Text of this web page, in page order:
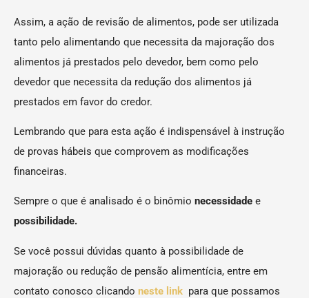
Assim, a ação de revisão de alimentos, pode ser utilizada
tanto pelo alimentando que necessita da majoração dos
alimentos já prestados pelo devedor, bem como pelo
devedor que necessita da redução dos alimentos já
prestados em favor do credor.
Lembrando que para esta ação é indispensável à instrução
de provas hábeis que comprovem as modificações
financeiras.
Sempre o que é analisado é o binômio necessidade e
possibilidade.
Se você possui dúvidas quanto à possibilidade de
majoração ou redução de pensão alimentícia, entre em
contato conosco clicando neste link para que possamos